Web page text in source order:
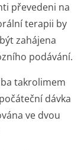
převedeni na
terapii by
zahájena
podávání.
takrolimem
dávka
ve dvou